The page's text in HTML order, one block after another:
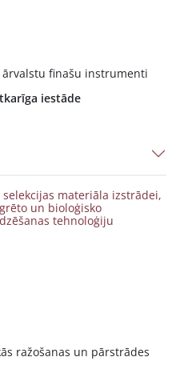
finašu instrumenti
iestāde
materiāla izstrādei,
un bioloģisko
tehnoloģiju
ražošanas un pārstrādes